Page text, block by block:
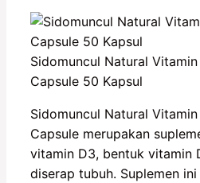
Sidomuncul Natural
Capsule 50 Kapsul
Sidomuncul Natural
Capsule merupakan
vitamin D3, bentuk vitamin
diserap tubuh. Suplemen